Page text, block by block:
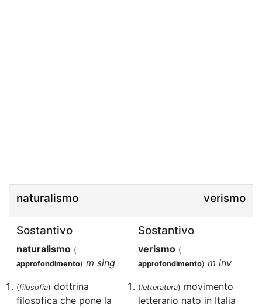
naturalismo verismo
Sostantivo
naturalismo (
approfondimento) m sing
(filosofia) dottrina
filosofica che pone la
Sostantivo
verismo (
approfondimento) m inv
(letteratura) movimento
letterario nato in Italia